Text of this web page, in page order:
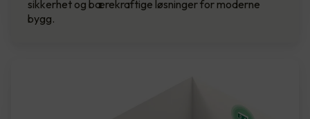
sikkerhet og bærekraftige løsninger for moderne
bygg.